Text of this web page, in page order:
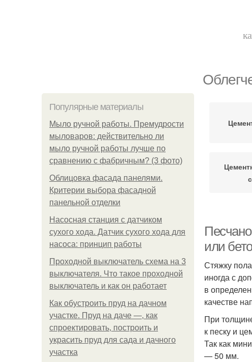
Популярные материалы
Мыло ручной работы. Премудрости
мыловаров: действительно ли
мыло ручной работы лучше по
сравнению с фабричным? (3 фото)
Облицовка фасада панелями.
Критерии выбора фасадной
панельной отделки
Насосная станция с датчиком
сухого хода. Датчик сухого хода для
насоса: принцип работы
Проходной выключатель схема на 3
выключателя. Что такое проходной
выключатель и как он работает
Как обустроить пруд на дачном
участке. Пруд на даче —, как
спроектировать, построить и
украсить пруд для сада и дачного
участка
или
Стяжку
иногда с
в
качестве
При
к песку и
Так как
— 50 мм.